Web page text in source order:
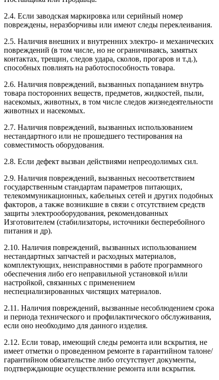
2.4. Если заводская маркировка или серийный номер
повреждены, неразборчивы или имеют следы переклеивания.
2.5. Наличия внешних и внутренних электро- и механических
повреждений (в том числе, но не ограничиваясь, замятых
контактах, трещин, следов удара, сколов, прогаров и т.д.),
способных повлиять на работоспособность товара.
2.6. Наличия повреждений, вызванных попаданием внутрь
товара посторонних веществ, предметов, жидкостей, пыли,
насекомых, животных, в том числе следов жизнедеятельности
животных и насекомых.
2.7. Наличия повреждений, вызванных использованием
нестандартного или не прошедшего тестирования на
совместимость оборудования.
2.8. Если дефект вызван действиями непреодолимых сил.
2.9. Наличия повреждений, вызванных несоответствием
государственным стандартам параметров питающих,
телекоммуникационных, кабельных сетей и других подобных
факторов, а также возникшие в связи с отсутствием средств
защиты электрооборудования, рекомендованных
Изготовителем (стабилизаторы, источники бесперебойного
питания и др).
2.10. Наличия повреждений, вызванных использованием
нестандартных запчастей и расходных материалов,
комплектующих, неисправностями в работе программного
обеспечения либо его неправильной установкой и/или
настройкой, связанных с применением
неспециализированных чистящих материалов.
2.11. Наличия повреждений, вызванные несоблюдением срока
и периода технического и профилактического обслуживания,
если оно необходимо для данного изделия.
2.12. Если товар, имеющий следы ремонта или вскрытия, не
имеет отметки о проведенном ремонте в гарантийном талоне/
гарантийном обязательстве либо отсутствует документы,
подтверждающие осуществление ремонта или вскрытия.